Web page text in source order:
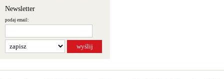
Newsletter
podaj email: